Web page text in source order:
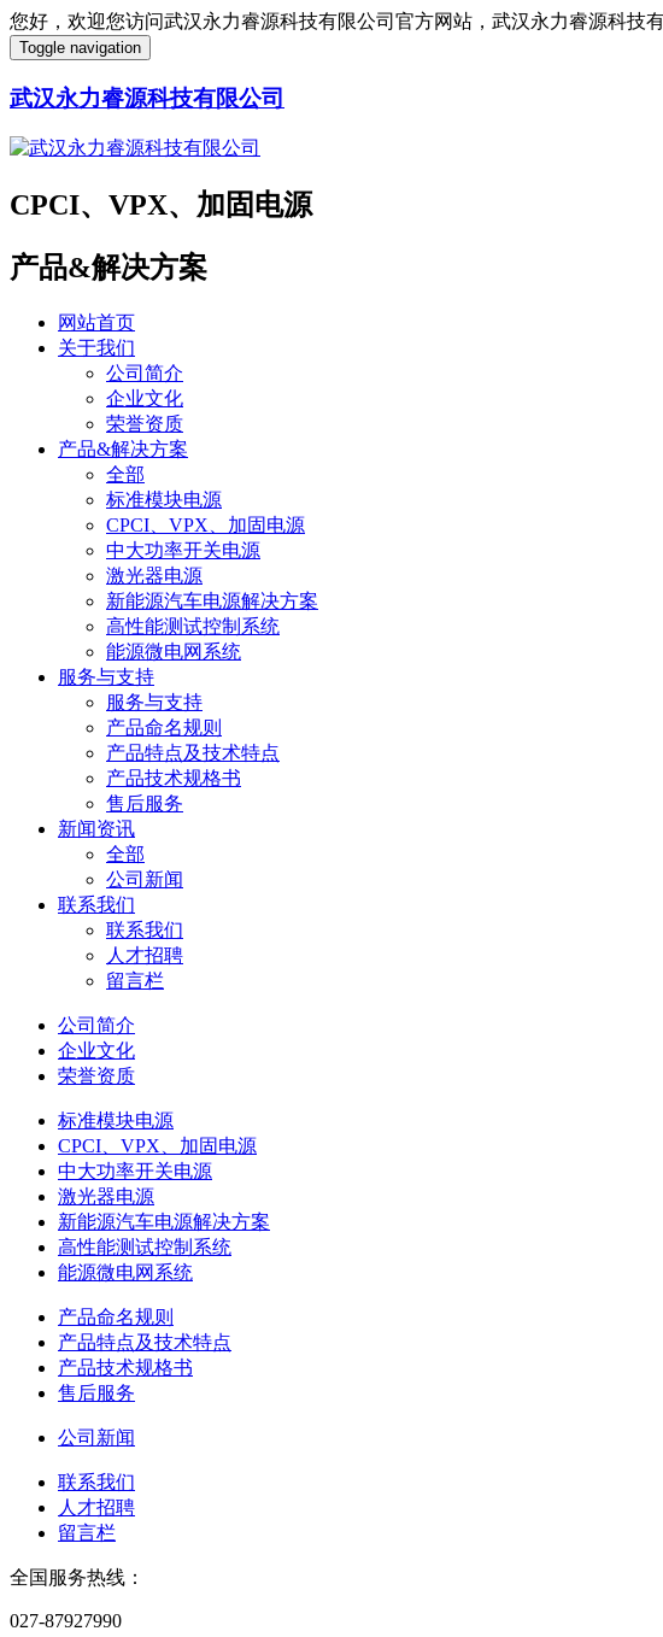
您好，欢迎您访问武汉永力睿源科技有限公司官方网站，武汉永力睿源科技
Toggle navigation
武汉永力睿源科技有限公司
CPCI、VPX、加固电源
产品&解决方案
网站首页
关于我们
公司简介
企业文化
荣誉资质
产品&解决方案
全部
标准模块电源
CPCI、VPX、加固电源
中大功率开关电源
激光器电源
新能源汽车电源解决方案
高性能测试控制系统
能源微电网系统
服务与支持
服务与支持
产品命名规则
产品特点及技术特点
产品技术规格书
售后服务
新闻资讯
全部
公司新闻
联系我们
联系我们
人才招聘
留言栏
公司简介
企业文化
荣誉资质
标准模块电源
CPCI、VPX、加固电源
中大功率开关电源
激光器电源
新能源汽车电源解决方案
高性能测试控制系统
能源微电网系统
产品命名规则
产品特点及技术特点
产品技术规格书
售后服务
公司新闻
联系我们
人才招聘
留言栏
全国服务热线：
027-87927990